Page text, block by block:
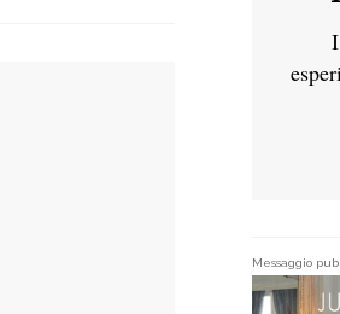
Messaggio